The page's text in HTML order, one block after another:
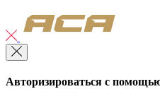
Авторизироваться с